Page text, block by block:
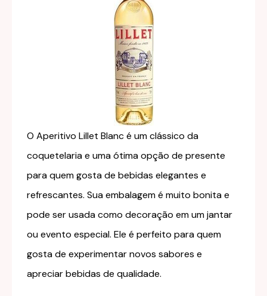
O Aperitivo Lillet Blanc é um clássico da
coquetelaria e uma ótima opção de presente
para quem gosta de bebidas elegantes e
refrescantes. Sua embalagem é muito bonita e
pode ser usada como decoração em um jantar
ou evento especial. Ele é perfeito para quem
gosta de experimentar novos sabores e
apreciar bebidas de qualidade.